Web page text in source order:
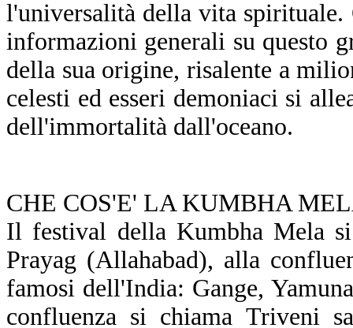
l'universalità della vita spirituale.
informazioni generali su questo
della sua origine, risalente a
celesti ed esseri demoniaci si
dell'immortalità dall'oceano.
CHE COS'E' LA KUMBHA
Il festival della Kumbha Mela
Prayag (Allahabad), alla
famosi dell'India: Gange,
confluenza si chiama Triveni